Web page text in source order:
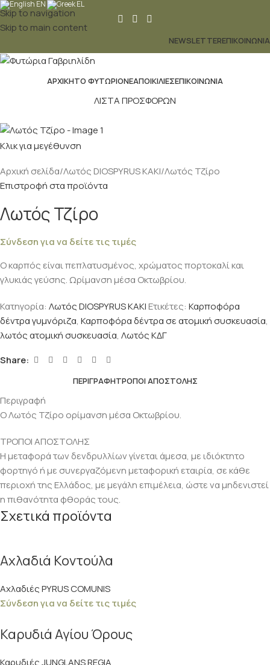
Skip to navigation
Skip to main content
EN EL
NEWSLETTERΕΠΙΚΟΙΝΩΝΊΑ
ΑΡΧΙΚΉΤΟ ΦΥΤΏΡΙΟΝΈΑΠΟΙΚΙΛΊΕΣΕΠΙΚΟΙΝΩΝΊΑ
ΛΙΣΤΑ ΠΡΟΣΦΟΡΩΝ
Κλικ για μεγέθυνση
Αρχική σελίδα Λωτός DIOSPYRUS KAKI Λωτός Τζίρο
Επιστροφή στα προϊόντα
Λωτός Τζίρο
Σύνδεση για να δείτε τις τιμές
Ο καρπός είναι πεπλατυσμένος, χρώματος πορτοκαλί και
γλυκιάς γεύσης. Ωρίμανση μέσα Οκτωβρίου.
Κατηγορία: Λωτός DIOSPYRUS KAKIΕτικέτες: Καρποφόρα
δέντρα γυμνόριζα, Καρποφόρα δέντρα σε ατομική συσκευασία,
λωτός ατομική συσκευασία, Λωτός ΚΔΓ
Share:
ΠΕΡΙΓΡΑΦΉΤΡΟΠΟΙ ΑΠΟΣΤΟΛΗΣ
Περιγραφή
Ο Λωτός Τζίρο ορίμανση μέσα Οκτωβρίου.
ΤΡΟΠΟΙ ΑΠΟΣΤΟΛΗΣ
Η μεταφορά των δενδρυλλίων γίνεται άμεσα, με ιδιόκτητο
φορτηγό ή με συνεργαζόμενη μεταφορική εταιρία, σε κάθε
περιοχή της Ελλάδος, με μεγάλη επιμέλεια, ώστε να μηδενιστεί
η πιθανότητα φθοράς τους.
Σχετικά προϊόντα
Αχλαδιά Κοντούλα
Αχλαδιές PYRUS COMUNIS
Σύνδεση για να δείτε τις τιμές
Καρυδιά Αγίου Όρους
Καρυδιές JUNGLANS REGIA